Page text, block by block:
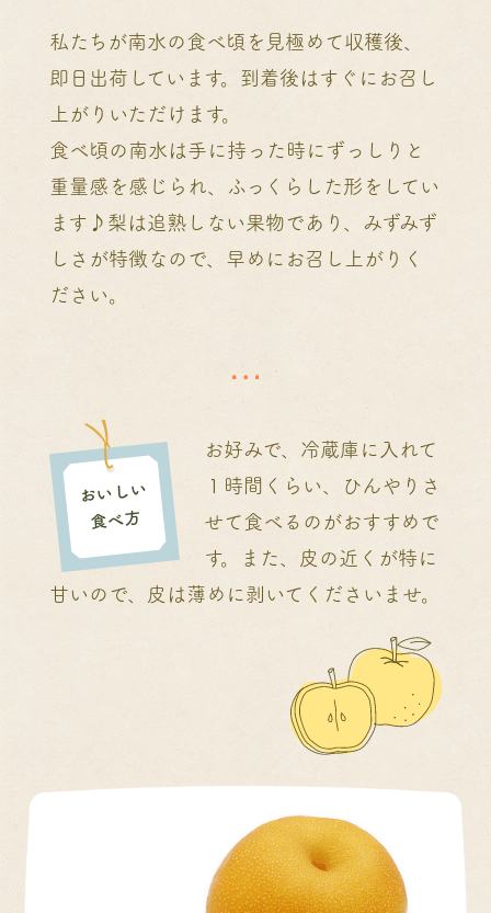
私たちが南水の食べ頃を見極めて収穫後、
即日出荷しています。到着後はすぐにお召し
上がりいただけます。
食べ頃の南水は手に持った時にずっしりと
重量感を感じられ、ふっくらした形をしてい
ます♪梨は追熟しない果物であり、みずみず
しさが特徴なので、早めにお召し上がりく
ださい。
おいしい
食べ方
お好みで、冷蔵庫に入れて
１時間くらい、ひんやりさ
せて食べるのがおすすめで
す。また、皮の近くが特に
甘いので、皮は薄めに剥いてくださいませ。